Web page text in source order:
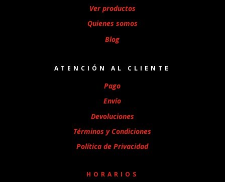
Ver productos
Quienes somos
Blog
ATENCIÓN AL CLIENTE
Pago
Envío
Devoluciones
Términos y Condiciones
Política de Privacidad
HORARIOS